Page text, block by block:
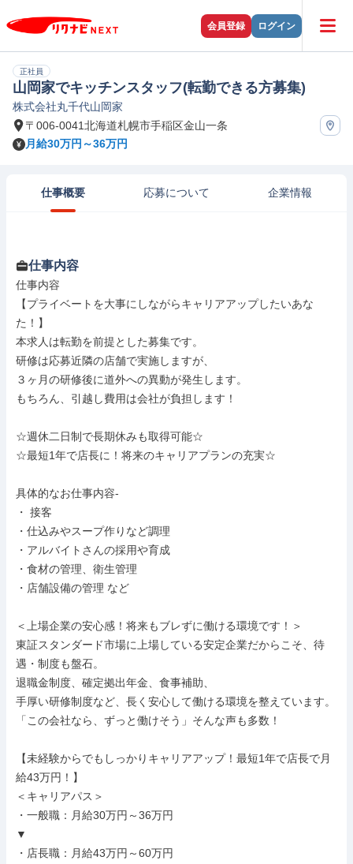
会員登録 ログイン
正社員
山岡家でキッチンスタッフ(転勤できる方募集)
株式会社丸千代山岡家
〒006-0041北海道札幌市手稲区金山一条
月給30万円～36万円
仕事概要 応募について 企業情報
仕事内容
仕事内容
【プライベートを大事にしながらキャリアアップしたいあな
た！】
本求人は転勤を前提とした募集です。
研修は応募近隣の店舗で実施しますが、
３ヶ月の研修後に道外への異動が発生します。
もちろん、引越し費用は会社が負担します！
☆週休二日制で長期休みも取得可能☆
☆最短1年で店長に！将来のキャリアプランの充実☆
具体的なお仕事内容-
・ 接客
・仕込みやスープ作りなど調理
・アルバイトさんの採用や育成
・食材の管理、衛生管理
・店舗設備の管理 など
＜上場企業の安心感！将来もブレずに働ける環境です！＞
東証スタンダード市場に上場している安定企業だからこそ、待
遇・制度も盤石。
退職金制度、確定拠出年金、食事補助、
手厚い研修制度など、長く安心して働ける環境を整えています。
「この会社なら、ずっと働けそう」そんな声も多数！
【未経験からでもしっかりキャリアアップ！最短1年で店長で月
給43万円！】
＜キャリアパス＞
・一般職：月給30万円～36万円
▼
・店長職：月給43万円～60万円